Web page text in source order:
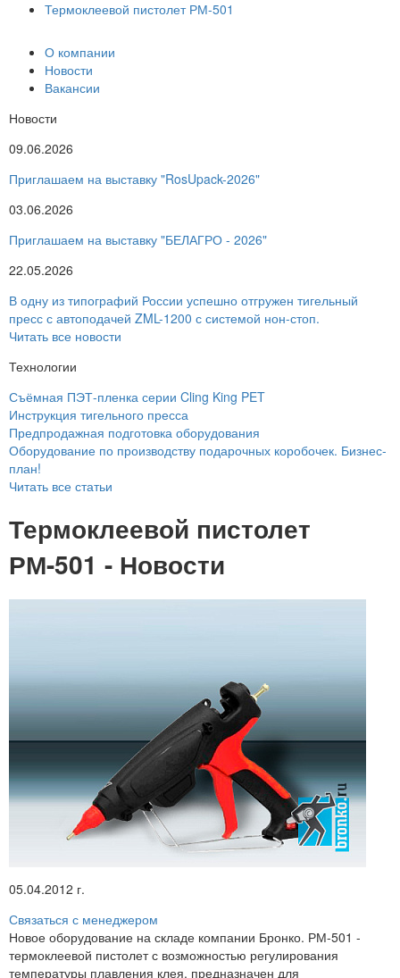
Термоклеевой пистолет РМ-501
О компании
Новости
Вакансии
Новости
09.06.2026
Приглашаем на выставку "RosUpack-2026"
03.06.2026
Приглашаем на выставку "БЕЛАГРО - 2026"
22.05.2026
В одну из типографий России успешно отгружен тигельный
пресс с автоподачей ZML-1200 с системой нон-стоп.
Читать все новости
Технологии
Съёмная ПЭТ-пленка серии Cling King PET
Инструкция тигельного пресса
Предпродажная подготовка оборудования
Оборудование по производству подарочных коробочек. Бизнес-
план!
Читать все статьи
Термоклеевой пистолет
РМ-501 - Новости
05.04.2012 г.
Связаться с менеджером
Новое оборудование на складе компании Бронко. РМ-501 -
термоклеевой пистолет с возможностью регулирования
температуры плавления клея, предназначен для